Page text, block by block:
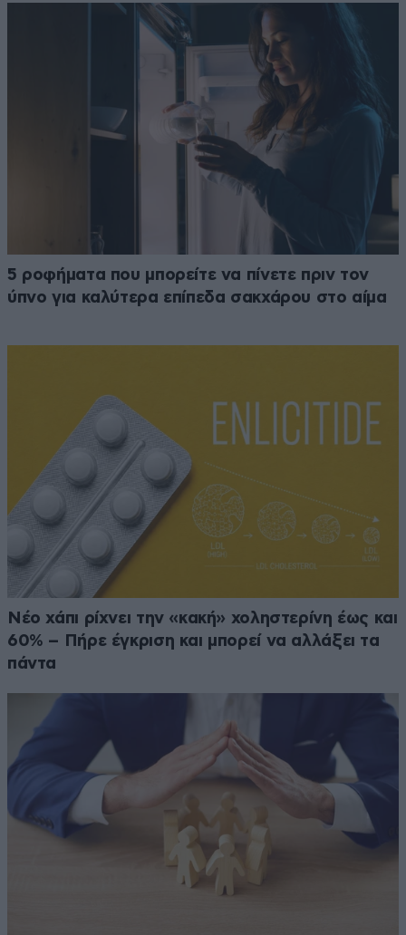
5 ροφήματα που μπορείτε να πίνετε πριν τον
ύπνο για καλύτερα επίπεδα σακχάρου στο αίμα
Νέο χάπι ρίχνει την «κακή» χοληστερίνη έως και
60% – Πήρε έγκριση και μπορεί να αλλάξει τα
πάντα